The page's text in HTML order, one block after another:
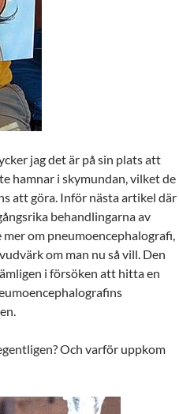
jag det är på sin plats att
hamnar i skymundan, vilket de
att göra. Inför nästa artikel där
behandlingarna av
om pneumoencephalografi,
om man nu så vill. Den
i försöken att hitta en
Och varför uppkom